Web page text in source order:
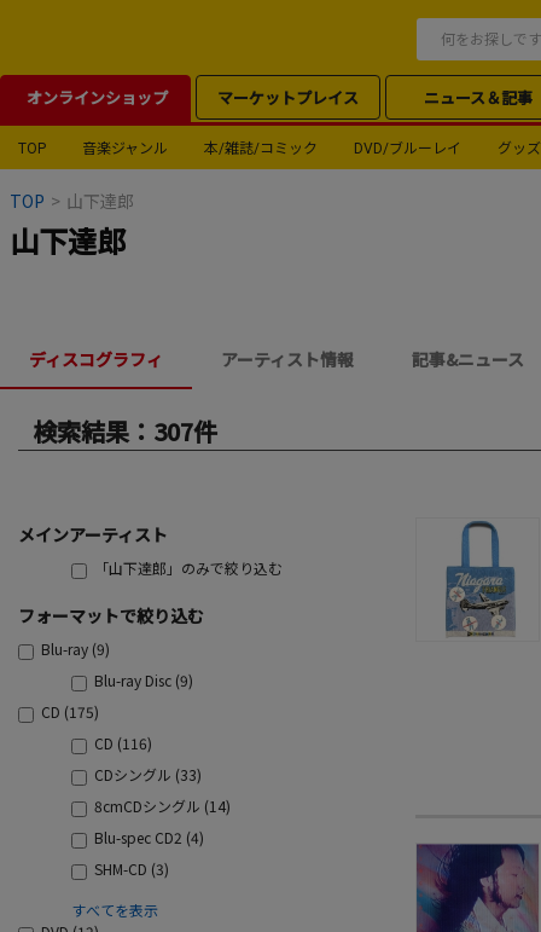
オンラインショップ マーケットプレイス ニュース＆記事
TOP 音楽ジャンル 本/雑誌/コミック DVD/ブルーレイ グッズ
TOP > 山下達郎
山下達郎
ディスコグラフィ アーティスト情報 記事&ニュース
検索結果：307件
メインアーティスト
「山下達郎」のみで絞り込む
フォーマットで絞り込む
Blu-ray (9)
Blu-ray Disc (9)
CD (175)
CD (116)
CDシングル (33)
8cmCDシングル (14)
Blu-spec CD2 (4)
SHM-CD (3)
すべてを表示